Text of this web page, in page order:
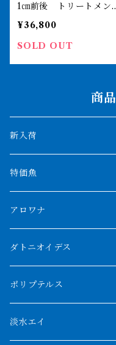
1㎝前後 トリートメン
済み
¥36,800
SOLD OUT
商
新入荷
特価魚
アロワナ
クンパイ
アブソリュートレッド
AGUS スーパーレッドF4
ダトニオイデス
シャムタイガー
特殊ダトニオ
ポリプテルス
モンスターポリプ
淡水エイ